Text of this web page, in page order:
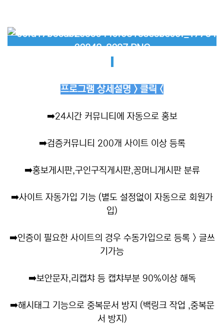
프로그램 상세설명 > 클릭 <
➡️24시간 커뮤니티에 자동으로 홍보
➡️검증커뮤니티 200개 사이트 이상 등록
➡️홍보게시판,구인구직게시판,꽁머니게시판 분류
➡️사이트 자동가입 기능 (별도 설정없이 자동으로 회원가
입)
➡️인증이 필요한 사이트의 경우 수동가입으로 등록 > 글쓰
기가능
➡️보안문자,리캡챠 등 캡챠부분 90%이상 해독
➡️해시태그 기능으로 중복문서 방지 (백링크 작업 ,중복문
서 방지)